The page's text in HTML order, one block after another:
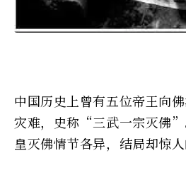
中国历史上曾有五位帝王向
灾难，史称“三武一宗灭佛”
皇灭佛情节各异，结局却惊人